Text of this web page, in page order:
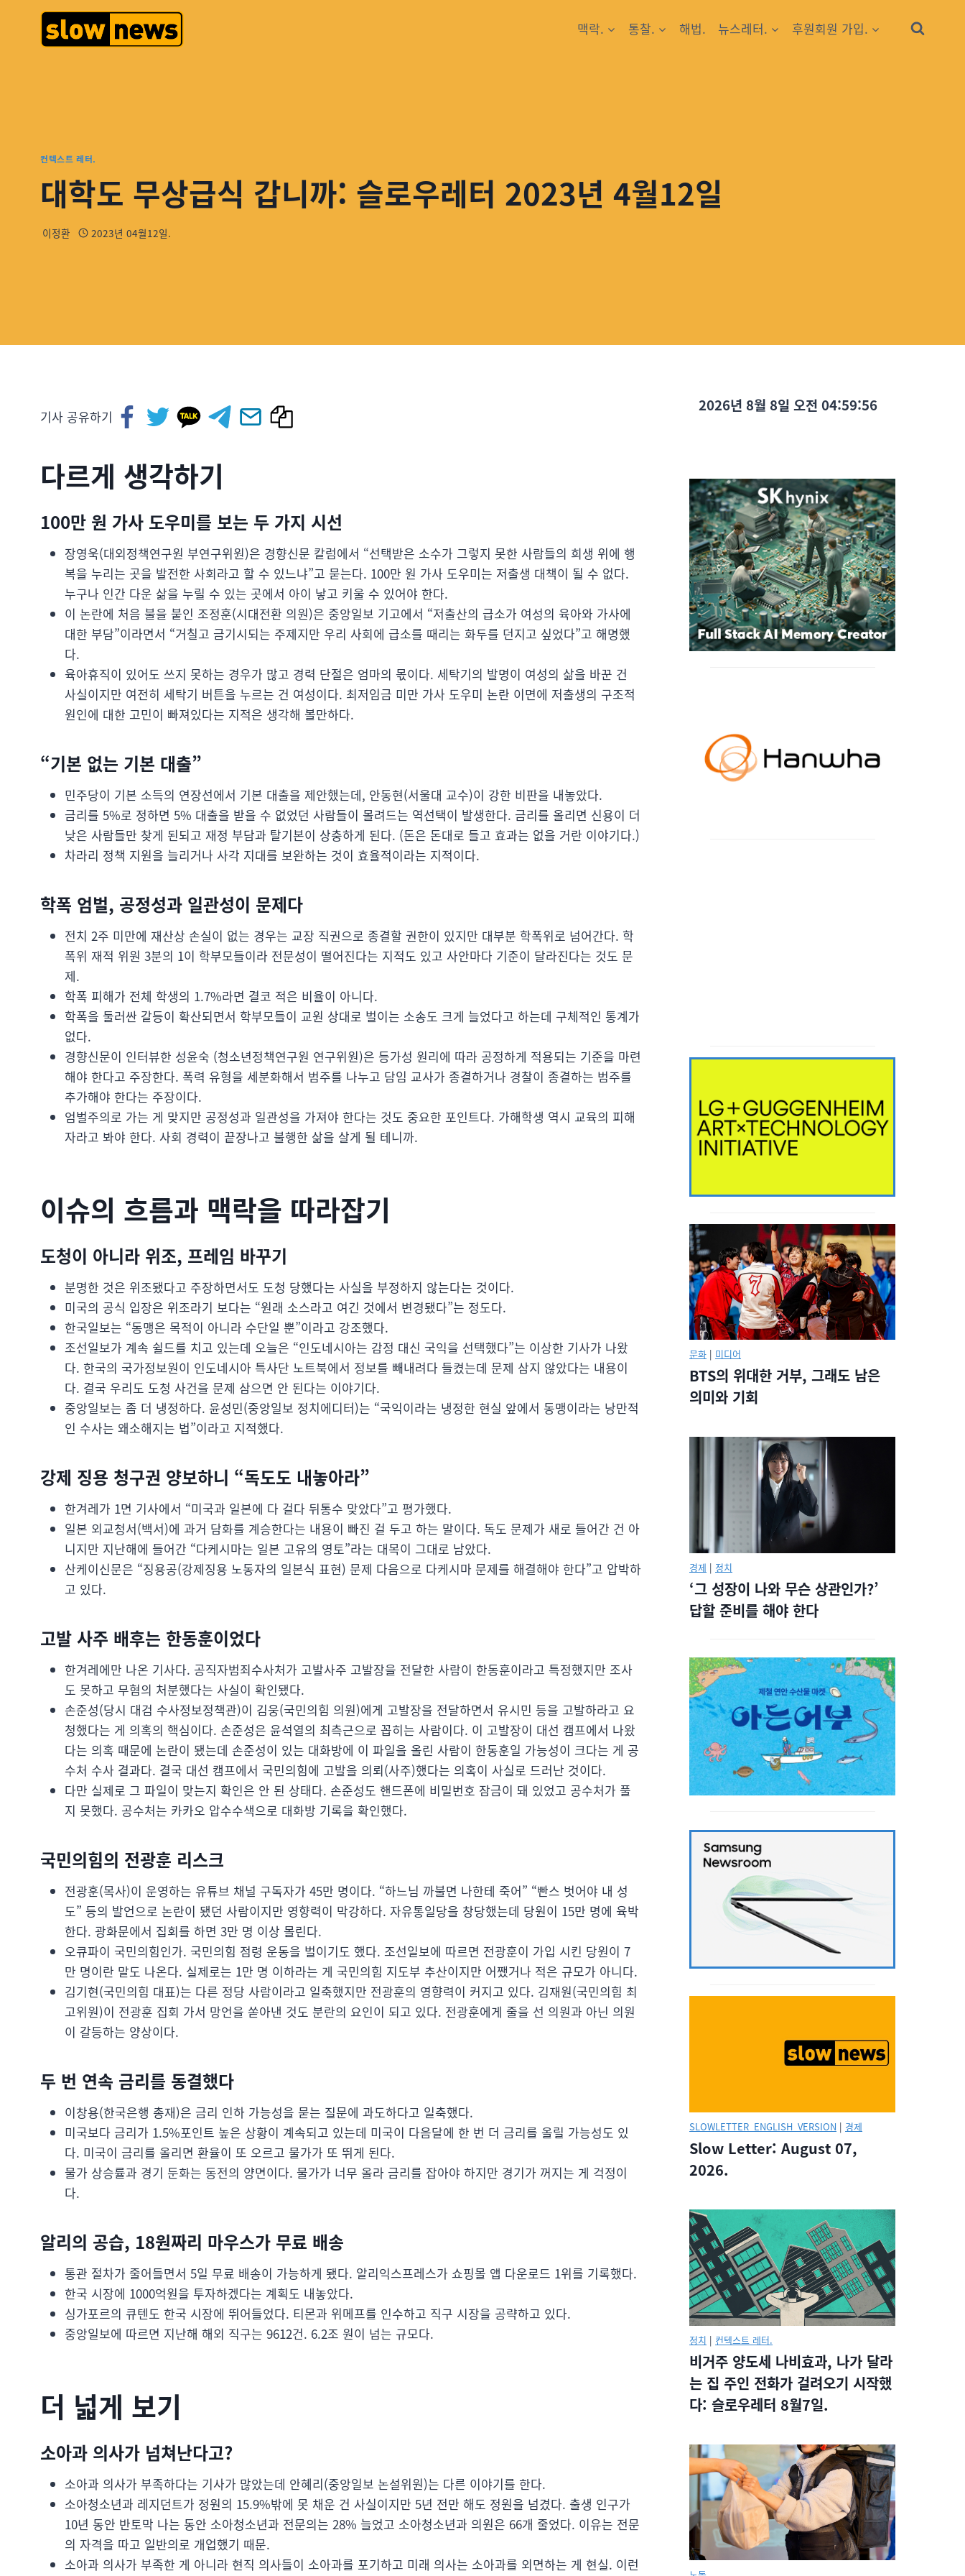
맥락. 통찰. 해법. 뉴스레터. 후원회원 가입.
컨텍스트 레터.
대학도 무상급식 갑니까: 슬로우레터 2023년 4월12일
이정환 2023년 04월12일.
기사 공유하기
다르게 생각하기
100만 원 가사 도우미를 보는 두 가지 시선
장영욱(대외정책연구원 부연구위원)은 경향신문 칼럼에서 “선택받은 소수가 그렇지 못한 사람들의 희생 위에 행
복을 누리는 곳을 발전한 사회라고 할 수 있느냐”고 묻는다. 100만 원 가사 도우미는 저출생 대책이 될 수 없다.
누구나 인간 다운 삶을 누릴 수 있는 곳에서 아이 낳고 키울 수 있어야 한다.
이 논란에 처음 불을 붙인 조정훈(시대전환 의원)은 중앙일보 기고에서 “저출산의 급소가 여성의 육아와 가사에
대한 부담”이라면서 “거칠고 금기시되는 주제지만 우리 사회에 급소를 때리는 화두를 던지고 싶었다”고 해명했
다.
육아휴직이 있어도 쓰지 못하는 경우가 많고 경력 단절은 엄마의 몫이다. 세탁기의 발명이 여성의 삶을 바꾼 건
사실이지만 여전히 세탁기 버튼을 누르는 건 여성이다. 최저임금 미만 가사 도우미 논란 이면에 저출생의 구조적
원인에 대한 고민이 빠져있다는 지적은 생각해 볼만하다.
“기본 없는 기본 대출”
민주당이 기본 소득의 연장선에서 기본 대출을 제안했는데, 안동현(서울대 교수)이 강한 비판을 내놓았다.
금리를 5%로 정하면 5% 대출을 받을 수 없었던 사람들이 몰려드는 역선택이 발생한다. 금리를 올리면 신용이 더
낮은 사람들만 찾게 된되고 재정 부담과 탈기본이 상충하게 된다. (돈은 돈대로 들고 효과는 없을 거란 이야기다.)
차라리 정책 지원을 늘리거나 사각 지대를 보완하는 것이 효율적이라는 지적이다.
학폭 엄벌, 공정성과 일관성이 문제다
전치 2주 미만에 재산상 손실이 없는 경우는 교장 직권으로 종결할 권한이 있지만 대부분 학폭위로 넘어간다. 학
폭위 재적 위원 3분의 1이 학부모들이라 전문성이 떨어진다는 지적도 있고 사안마다 기준이 달라진다는 것도 문
제.
학폭 피해가 전체 학생의 1.7%라면 결코 적은 비율이 아니다.
학폭을 둘러싼 갈등이 확산되면서 학부모들이 교원 상대로 벌이는 소송도 크게 늘었다고 하는데 구체적인 통계가
없다.
경향신문이 인터뷰한 성윤숙 (청소년정책연구원 연구위원)은 등가성 원리에 따라 공정하게 적용되는 기준을 마련
해야 한다고 주장한다. 폭력 유형을 세분화해서 범주를 나누고 담임 교사가 종결하거나 경찰이 종결하는 범주를
추가해야 한다는 주장이다.
엄벌주의로 가는 게 맞지만 공정성과 일관성을 가져야 한다는 것도 중요한 포인트다. 가해학생 역시 교육의 피해
자라고 봐야 한다. 사회 경력이 끝장나고 불행한 삶을 살게 될 테니까.
이슈의 흐름과 맥락을 따라잡기
도청이 아니라 위조, 프레임 바꾸기
분명한 것은 위조됐다고 주장하면서도 도청 당했다는 사실을 부정하지 않는다는 것이다.
미국의 공식 입장은 위조라기 보다는 “원래 소스라고 여긴 것에서 변경됐다”는 정도다.
한국일보는 “동맹은 목적이 아니라 수단일 뿐”이라고 강조했다.
조선일보가 계속 쉴드를 치고 있는데 오늘은 “인도네시아는 감정 대신 국익을 선택했다”는 이상한 기사가 나왔
다. 한국의 국가정보원이 인도네시아 특사단 노트북에서 정보를 빼내려다 들켰는데 문제 삼지 않았다는 내용이
다. 결국 우리도 도청 사건을 문제 삼으면 안 된다는 이야기다.
중앙일보는 좀 더 냉정하다. 윤성민(중앙일보 정치에디터)는 “국익이라는 냉정한 현실 앞에서 동맹이라는 낭만적
인 수사는 왜소해지는 법”이라고 지적했다.
강제 징용 청구권 양보하니 “독도도 내놓아라”
한겨레가 1면 기사에서 “미국과 일본에 다 걸다 뒤통수 맞았다”고 평가했다.
일본 외교청서(백서)에 과거 담화를 계승한다는 내용이 빠진 걸 두고 하는 말이다. 독도 문제가 새로 들어간 건 아
니지만 지난해에 들어간 “다케시마는 일본 고유의 영토”라는 대목이 그대로 남았다.
산케이신문은 “징용공(강제징용 노동자의 일본식 표현) 문제 다음으로 다케시마 문제를 해결해야 한다”고 압박하
고 있다.
고발 사주 배후는 한동훈이었다
한겨레에만 나온 기사다. 공직자범죄수사처가 고발사주 고발장을 전달한 사람이 한동훈이라고 특정했지만 조사
도 못하고 무혐의 처분했다는 사실이 확인됐다.
손준성(당시 대검 수사정보정책관)이 김웅(국민의힘 의원)에게 고발장을 전달하면서 유시민 등을 고발하라고 요
청했다는 게 의혹의 핵심이다. 손준성은 윤석열의 최측근으로 꼽히는 사람이다. 이 고발장이 대선 캠프에서 나왔
다는 의혹 때문에 논란이 됐는데 손준성이 있는 대화방에 이 파일을 올린 사람이 한동훈일 가능성이 크다는 게 공
수처 수사 결과다. 결국 대선 캠프에서 국민의힘에 고발을 의뢰(사주)했다는 의혹이 사실로 드러난 것이다.
다만 실제로 그 파일이 맞는지 확인은 안 된 상태다. 손준성도 핸드폰에 비밀번호 잠금이 돼 있었고 공수처가 풀
지 못했다. 공수처는 카카오 압수수색으로 대화방 기록을 확인했다.
국민의힘의 전광훈 리스크
전광훈(목사)이 운영하는 유튜브 채널 구독자가 45만 명이다. “하느님 까불면 나한테 죽어” “빤스 벗어야 내 성
도” 등의 발언으로 논란이 됐던 사람이지만 영향력이 막강하다. 자유통일당을 창당했는데 당원이 15만 명에 육박
한다. 광화문에서 집회를 하면 3만 명 이상 몰린다.
오큐파이 국민의힘인가. 국민의힘 점령 운동을 벌이기도 했다. 조선일보에 따르면 전광훈이 가입 시킨 당원이 7
만 명이란 말도 나온다. 실제로는 1만 명 이하라는 게 국민의힘 지도부 추산이지만 어쨌거나 적은 규모가 아니다.
김기현(국민의힘 대표)는 다른 정당 사람이라고 일축했지만 전광훈의 영향력이 커지고 있다. 김재원(국민의힘 최
고위원)이 전광훈 집회 가서 망언을 쏟아낸 것도 분란의 요인이 되고 있다. 전광훈에게 줄을 선 의원과 아닌 의원
이 갈등하는 양상이다.
두 번 연속 금리를 동결했다
이창용(한국은행 총재)은 금리 인하 가능성을 묻는 질문에 과도하다고 일축했다.
미국보다 금리가 1.5%포인트 높은 상황이 계속되고 있는데 미국이 다음달에 한 번 더 금리를 올릴 가능성도 있
다. 미국이 금리를 올리면 환율이 또 오르고 물가가 또 뛰게 된다.
물가 상승률과 경기 둔화는 동전의 양면이다. 물가가 너무 올라 금리를 잡아야 하지만 경기가 꺼지는 게 걱정이
다.
알리의 공습, 18원짜리 마우스가 무료 배송
통관 절차가 줄어들면서 5일 무료 배송이 가능하게 됐다. 알리익스프레스가 쇼핑몰 앱 다운로드 1위를 기록했다.
한국 시장에 1000억원을 투자하겠다는 계획도 내놓았다.
싱가포르의 큐텐도 한국 시장에 뛰어들었다. 티몬과 위메프를 인수하고 직구 시장을 공략하고 있다.
중앙일보에 따르면 지난해 해외 직구는 9612건. 6.2조 원이 넘는 규모다.
더 넓게 보기
소아과 의사가 넘쳐난다고?
소아과 의사가 부족하다는 기사가 많았는데 안혜리(중앙일보 논설위원)는 다른 이야기를 한다.
소아청소년과 레지던트가 정원의 15.9%밖에 못 채운 건 사실이지만 5년 전만 해도 정원을 넘겼다. 출생 인구가
10년 동안 반토막 나는 동안 소아청소년과 전문의는 28% 늘었고 소아청소년과 의원은 66개 줄었다. 이유는 전문
의 자격을 따고 일반의로 개업했기 때문.
소아과 의사가 부족한 게 아니라 현직 의사들이 소아과를 포기하고 미래 의사는 소아과를 외면하는 게 현실. 이런
2026년 8월 8일 오전 04:59:57
문화 | 미디어
BTS의 위대한 거부, 그래도 남은
의미와 기회
경제 | 정치
‘그 성장이 나와 무슨 상관인가?’
답할 준비를 해야 한다
SLOWLETTER_ENGLISH_VERSION | 경제
Slow Letter: August 07,
2026.
정치 | 컨텍스트 레터.
비거주 양도세 나비효과, 나가 달라
는 집 주인 전화가 걸려오기 시작했
다: 슬로우레터 8월7일.